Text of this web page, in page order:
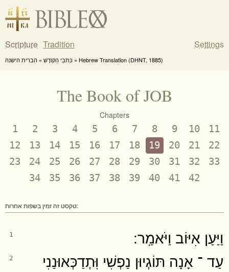
Scripture Tradition Settings
כִּתבֵי הַקוֹדֶשׁ » הברית הישנה » Hebrew Translation (DHNT, 1885)
The Book of JOB
Chapters
1 2 3 4 5 6 7 8 9 10
11
12
13 14 15 16 17 18 19 20 21
22
23
24 25 26 27 28 29 30 31 32
33
34
35 36 37 38 39 40 41 42
טקסט זה זמין בשפות אחרות:
1 וַיַּעַן אִיּוֹב וַיֹּאמַֽר ׃
2
עַד ־ אָנָה תּוֹגְיוּן נַפְשִׁי וּֽתְדַכְּאוּנַנִי